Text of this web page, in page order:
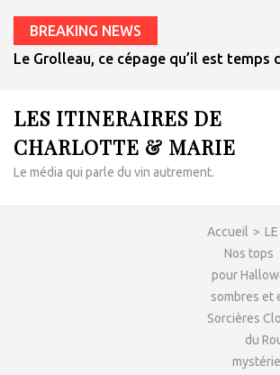
BREAKING NEWS
Le Grolleau, ce cépage qu’il est temps
LES ITINERAIRES DE
CHARLOTTE & MARIE
Le média qui parle du vin autrement.
Accueil >
Nos tops
pour
sombres et
Sorcières
du